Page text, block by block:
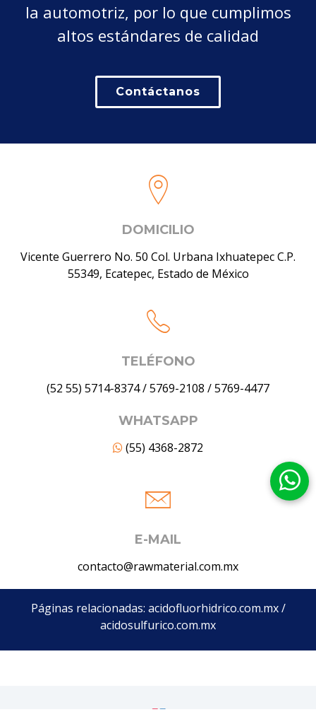
la automotriz, por lo que cumplimos
altos estándares de calidad
Contáctanos
DOMICILIO
Vicente Guerrero No. 50 Col. Urbana Ixhuatepec C.P.
55349, Ecatepec, Estado de México
TELÉFONO
(52 55) 5714-8374/5769-2108 /5769-4477
WHATSAPP
(55) 4368-2872
E-MAIL
contacto@rawmaterial.com.mx
Páginas relacionadas: acidofluorhidrico.com.mx/
acidosulfurico.com.mx